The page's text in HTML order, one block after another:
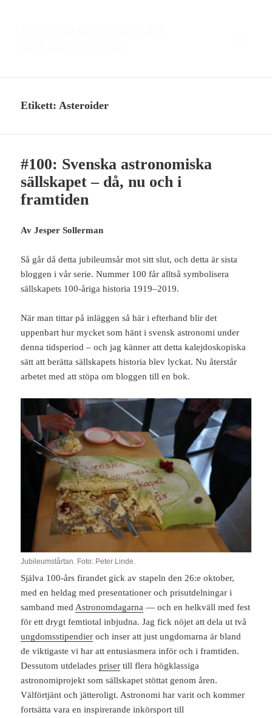
Etikett:Asteroider
#100: Svenska astronomiska
sällskapet – då, nu och i
framtiden
Av Jesper Sollerman
Så går då detta jubileumsår mot sitt slut, och detta är sista
bloggen i vår serie. Nummer 100 får alltså symbolisera
sällskapets 100-åriga historia 1919–2019.
När man tittar på inläggen så här i efterhand blir det
uppenbart hur mycket som hänt i svensk astronomi under
denna tidsperiod – och jag känner att detta kalejdoskopiska
sätt att berätta sällskapets historia blev lyckat. Nu återstår
arbetet med att stöpa om bloggen till en bok.
Jubileumstårtan. Foto: Peter Linde.
Själva 100-års firandet gick av stapeln den 26:e oktober,
med en heldag med presentationer och prisutdelningar i
samband med Astronomdagarna — och en helkväll med fest
för ett drygt femtiotal inbjudna. Jag fick nöjet att dela ut två
ungdomsstipendier och inser att just ungdomarna är bland
de viktigaste vi har att entusiasmera inför och i framtiden.
Dessutom utdeladespriser till flera högklassiga
astronomiprojekt som sällskapet stöttat genom åren.
Välförtjänt och jätteroligt. Astronomi har varit och kommer
fortsätta vara en inspirerande inkörsport till